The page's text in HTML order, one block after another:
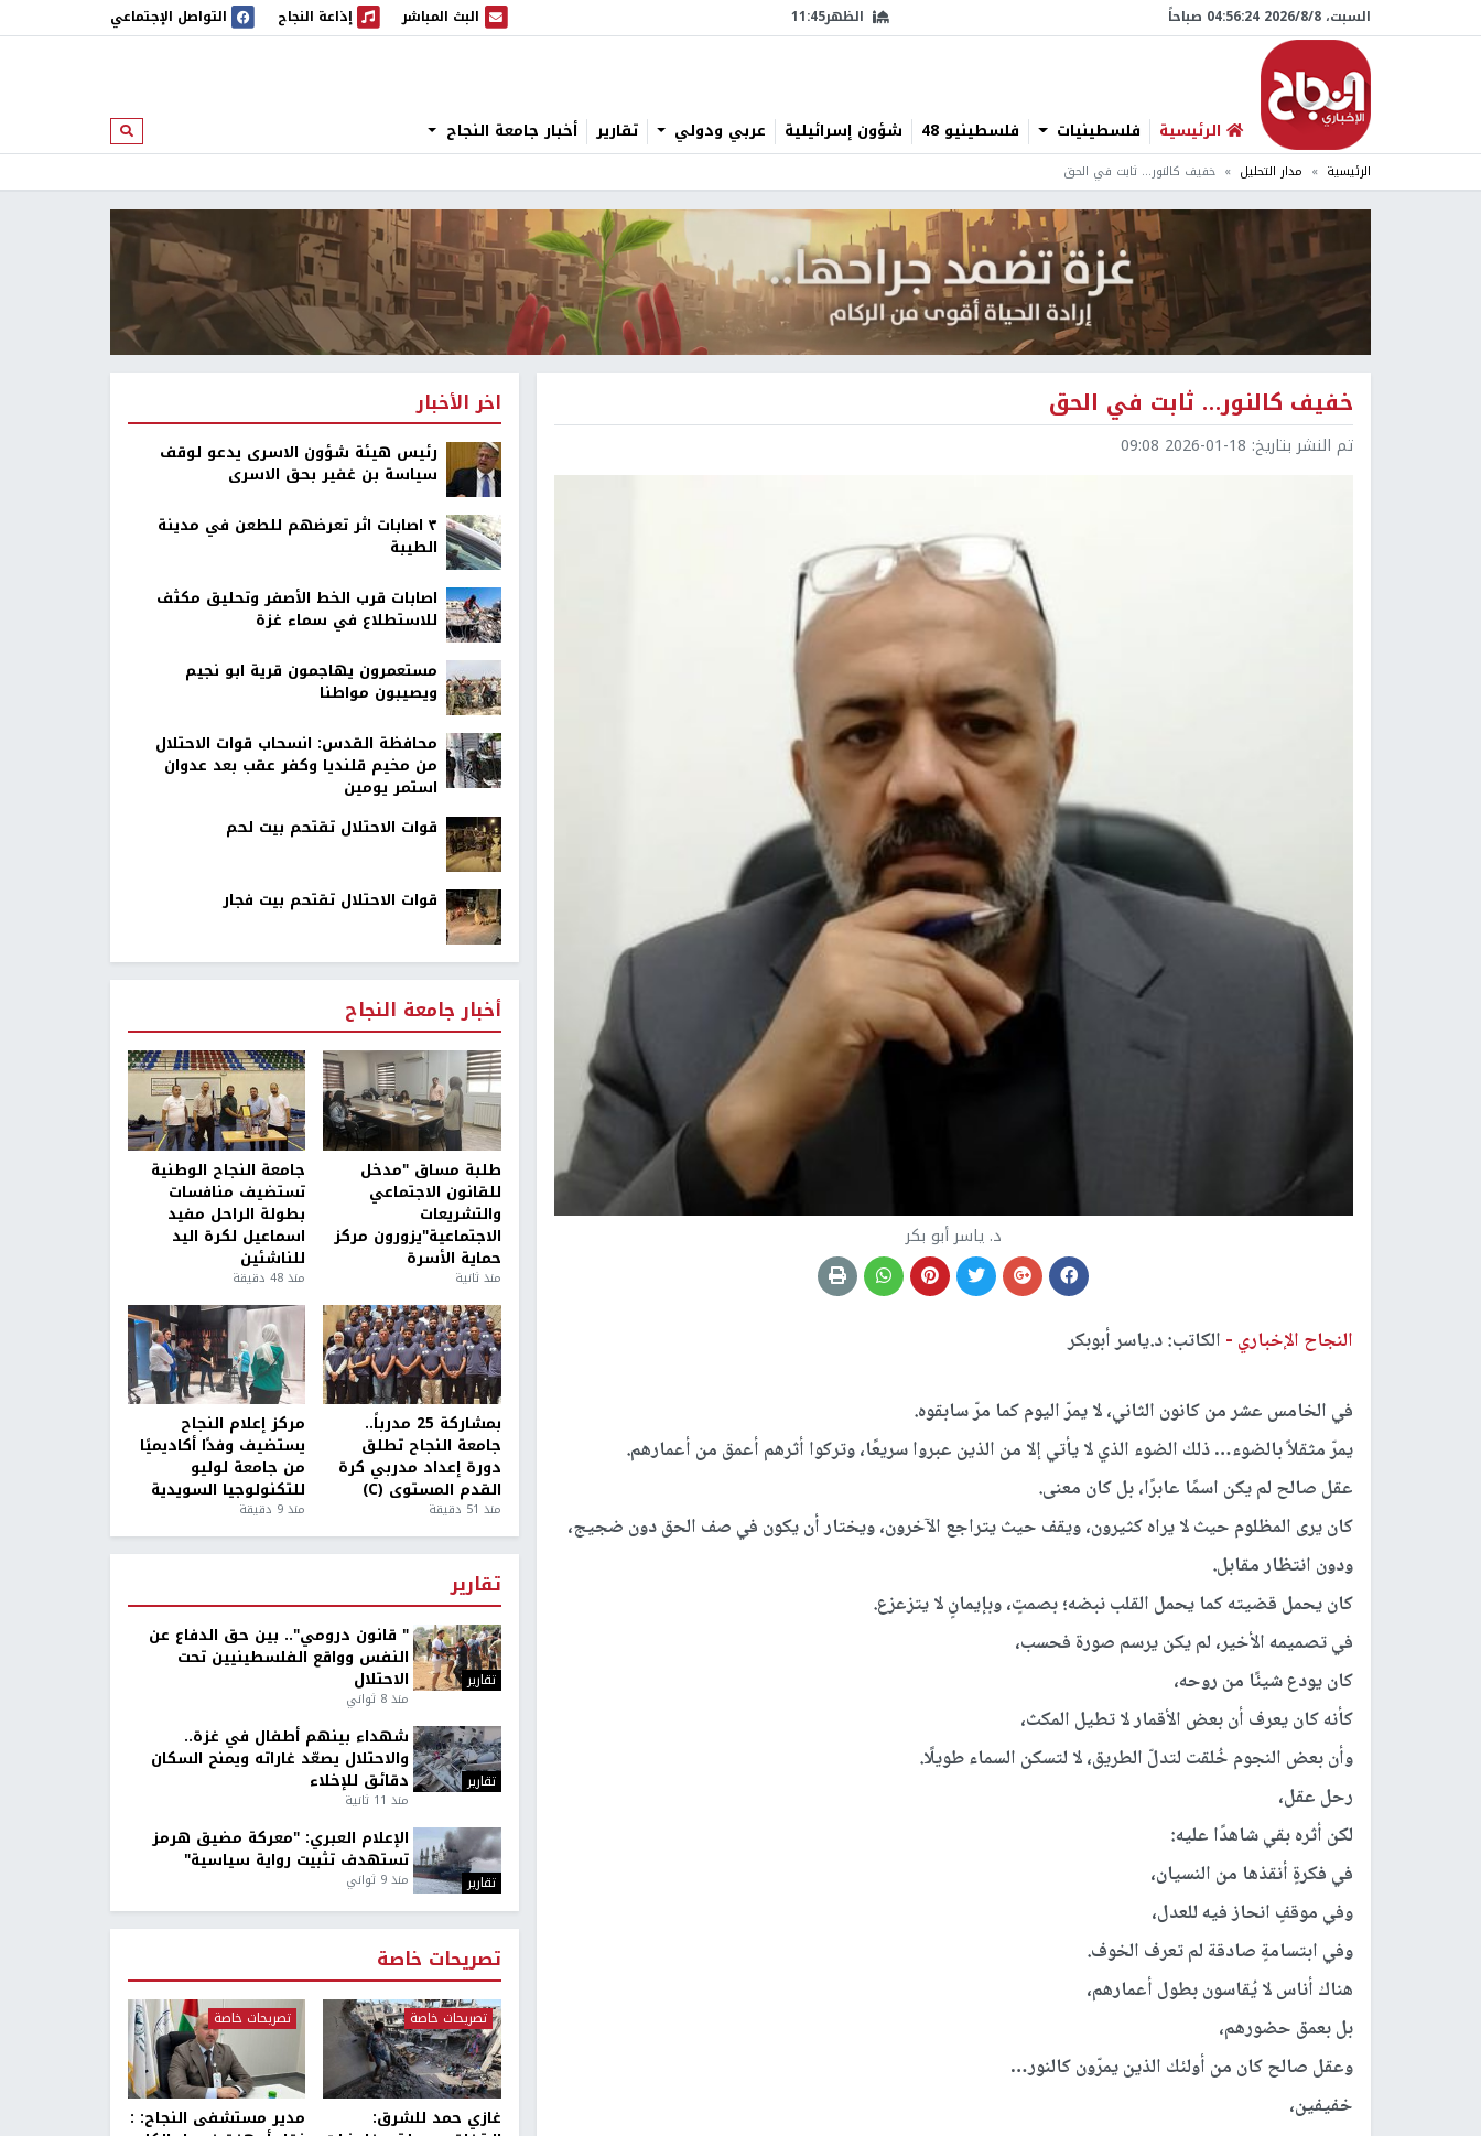
السبت، 8/‏8/‏2026 04:56:25 صباحاً الظهر11:45 البث المباشر
البث المباشر إذاعة النجاح
إذاعة النجاح التواصل الإجتماعي
الرئيسية فلسطينيات فلسطينيو 48 شؤون إسرائيلية عربي ودولي تقارير أخبار جامعة النجاح ابحث
الرئيسية مدار التحليل خفيف كالنور… ثابت في الحق
خفيف كالنور… ثابت في الحق
تم النشر بتاريخ: 2026-01-18 09:08
د. ياسر أبو بكر
النجاح الإخباري - الكاتب: د.ياسر أبوبكر
في الخامس عشر من كانون الثاني، لا يمرّ اليوم كما مرّ سابقوه.
يمرّ مثقلاً بالضوء… ذلك الضوء الذي لا يأتي إلا من الذين عبروا سريعًا، وتركوا أثرهم أعمق من أعمارهم.
عقل صالح لم يكن اسمًا عابرًا، بل كان معنى.
كان يرى المظلوم حيث لا يراه كثيرون، ويقف حيث يتراجع الآخرون، ويختار أن يكون في صف الحق دون ضجيج،
ودون انتظار مقابل.
كان يحمل قضيته كما يحمل القلب نبضه؛ بصمتٍ، وبإيمانٍ لا يتزعزع.
في تصميمه الأخير، لم يكن يرسم صورة فحسب،
كان يودع شيئًا من روحه،
كأنه كان يعرف أن بعض الأقمار لا تطيل المكث،
وأن بعض النجوم خُلقت لتدلّ الطريق، لا لتسكن السماء طويلًا.
رحل عقل،
لكن أثره بقي شاهدًا عليه:
في فكرةٍ أنقذها من النسيان،
وفي موقفٍ انحاز فيه للعدل،
وفي ابتسامةٍ صادقة لم تعرف الخوف.
هناك أناس لا يُقاسون بطول أعمارهم،
بل بعمق حضورهم،
وعقل صالح كان من أولئك الذين يمرّون كالنور…
خفيفين،
اخر الأخبار
رئيس هيئة شؤون الاسرى يدعو لوقف
سياسة بن غفير بحق الاسرى
٣ اصابات اثر تعرضهم للطعن في مدينة
الطيبة
اصابات قرب الخط الأصفر وتحليق مكثف
للاستطلاع في سماء غزة
مستعمرون يهاجمون قرية ابو نجيم
ويصيبون مواطنا
محافظة القدس: انسحاب قوات الاحتلال
من مخيم قلنديا وكفر عقب بعد عدوان
استمر يومين
قوات الاحتلال تقتحم بيت لحم
قوات الاحتلال تقتحم بيت فجار
أخبار جامعة النجاح
طلبة مساق "مدخل
للقانون الاجتماعي
والتشريعات
الاجتماعية"يزورون مركز
حماية الأسرة
منذ ثانية
جامعة النجاح الوطنية
تستضيف منافسات
بطولة الراحل مفيد
اسماعيل لكرة اليد
للناشئين
منذ 48 دقيقة
بمشاركة 25 مدرباً..
جامعة النجاح تطلق
دورة إعداد مدربي كرة
القدم المستوى (C)
منذ 51 دقيقة
مركز إعلام النجاح
يستضيف وفدًا أكاديميًا
من جامعة لوليو
للتكنولوجيا السويدية
منذ 9 دقيقة
تقارير
تقارير
" قانون درومي".. بين حق الدفاع عن
النفس وواقع الفلسطينيين تحت
الاحتلال
منذ 8 ثواني
تقارير
شهداء بينهم أطفال في غزة..
والاحتلال يصعّد غاراته ويمنح السكان
دقائق للإخلاء
منذ 11 ثانية
تقارير
الإعلام العبري: "معركة مضيق هرمز
تستهدف تثبيت رواية سياسية"
منذ 9 ثواني
تصريحات خاصة
تصريحات خاصة
غازي حمد للشرق:
تصريحات خاصة
مدير مستشفى النجاح: :